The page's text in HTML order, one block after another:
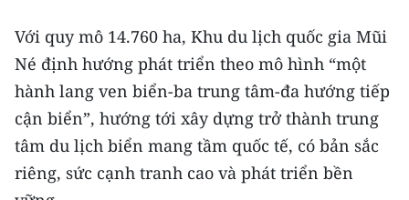
Với quy mô 14.760 ha, Khu du lịch quốc gia Mũi
Né định hướng phát triển theo mô hình “một
hành lang ven biển-ba trung tâm-đa hướng tiếp
cận biển”, hướng tới xây dựng trở thành trung
tâm du lịch biển mang tầm quốc tế, có bản sắc
riêng, sức cạnh tranh cao và phát triển bền